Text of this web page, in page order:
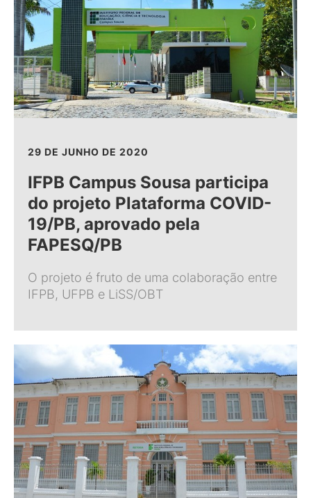
29 DE JUNHO DE 2020
IFPB Campus Sousa participa
do projeto Plataforma COVID-
19/PB, aprovado pela
FAPESQ/PB
O projeto é fruto de uma colaboração entre
IFPB, UFPB e LiSS/OBT